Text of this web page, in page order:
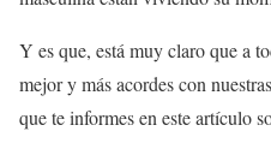
Y es que, está muy claro que a
mejor y más acordes con
que te informes en este artículo